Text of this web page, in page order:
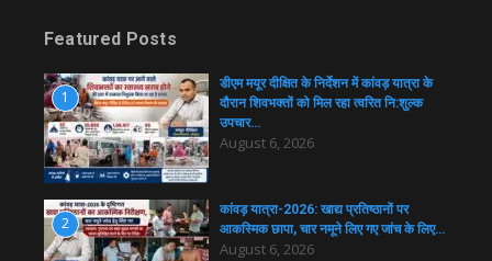
Featured Posts
1
डीएम मयूर दीक्षित के निर्देशन में कांवड़ यात्रा के
दौरान शिवभक्तों को मिल रहा त्वरित नि:शुल्क
उपचार…
August 6, 2026
2
कांवड़ यात्रा-2026: खाद्य प्रतिष्ठानों पर
आकस्मिक छापा, चार नमूने लिए गए जांच के लिए…
August 6, 2026